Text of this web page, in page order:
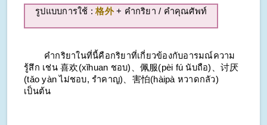
รูปแบบการใช้ :格外+ คำกริยา / คำคุณศัพท์
คำกริยาในที่นี้คือกริยาที่เกี่ยวข้องกับอารมณ์ความ
รู้สึก เช่น 喜欢(xǐhuan ชอบ)、佩服(pèi fú นับถือ)、讨厌
(tǎo yànไม่ชอบ, รำคาญ)、害怕(hàipà หวาดกลัว)
เป็นต้น